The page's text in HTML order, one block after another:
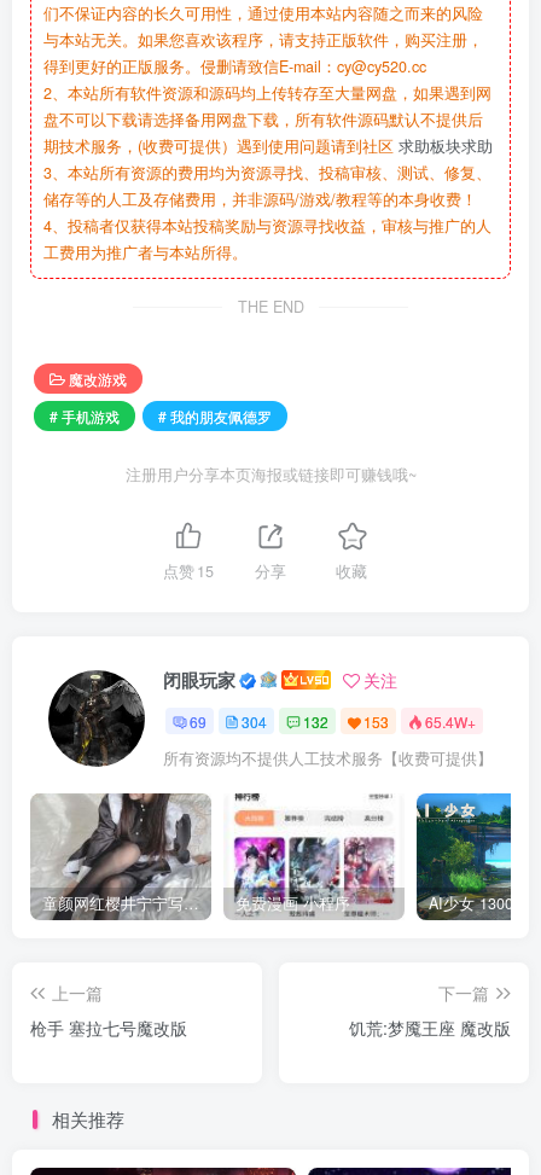
们不保证内容的长久可用性，通过使用本站内容随之而来的风险
与本站无关。如果您喜欢该程序，请支持正版软件，购买注册，
得到更好的正版服务。侵删请致信E-mail：cy@cy520.cc
2、本站所有软件资源和源码均上传转存至大量网盘，如果遇到网
盘不可以下载请选择备用网盘下载，所有软件源码默认不提供后
期技术服务，(收费可提供）遇到使用问题请到社区 求助板块求助
3、本站所有资源的费用均为资源寻找、投稿审核、测试、修复、
储存等的人工及存储费用，并非源码/游戏/教程等的本身收费！
4、投稿者仅获得本站投稿奖励与资源寻找收益，审核与推广的人
工费用为推广者与本站所得。
THE END
魔改游戏
# 手机游戏
# 我的朋友佩德罗
注册用户分享本页海报或链接即可赚钱哦~
点赞15 分享 收藏
闭眼玩家 关注
69 304 132 153 65.4W+
所有资源均不提供人工技术服务【收费可提供】
童颜网红樱井宁宁写真集套图 免费漫画 小程序
上一篇
枪手 塞拉七号魔改版
下一篇
饥荒:梦魇王座 魔改版
相关推荐